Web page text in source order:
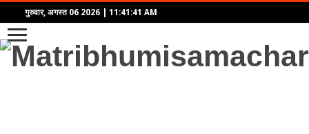
गुरुवार, अगस्त 06 2026 11:41:41 AM